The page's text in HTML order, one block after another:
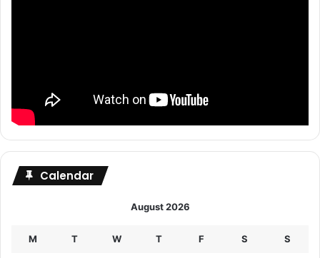
Calendar
August 2026
M T W T F S S